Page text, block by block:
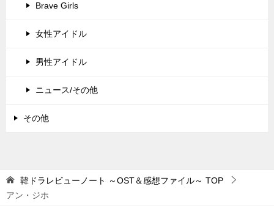
Brave Girls
女性アイドル
男性アイドル
ニュース/その他
その他
韓ドラレビューノート ～OST＆感想ファイル～ TOP
アン・ジホ